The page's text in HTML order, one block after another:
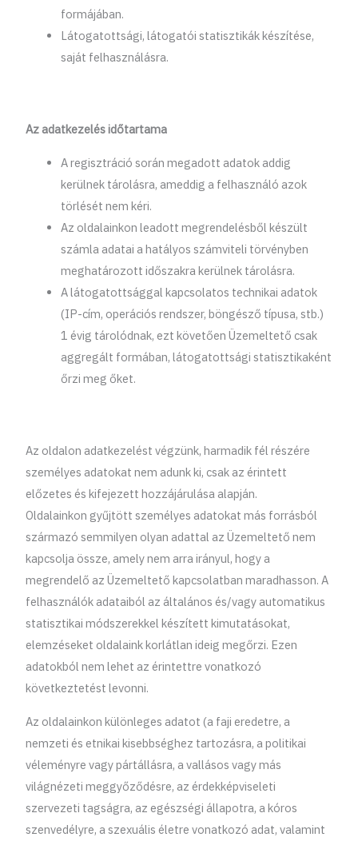
formájában.
Látogatottsági, látogatói statisztikák készítése,
saját felhasználásra.
Az adatkezelés időtartama
A regisztráció során megadott adatok addig
kerülnek tárolásra, ameddig a felhasználó azok
törlését nem kéri.
Az oldalainkon leadott megrendelésből készült
számla adatai a hatályos számviteli törvényben
meghatározott időszakra kerülnek tárolásra.
A látogatottsággal kapcsolatos technikai adatok
(IP-cím, operációs rendszer, böngésző típusa, stb.)
1 évig tárolódnak, ezt követően Üzemeltető csak
aggregált formában, látogatottsági statisztikaként
őrzi meg őket.
Az oldalon adatkezelést végzünk, harmadik fél részére
személyes adatokat nem adunk ki, csak az érintett
előzetes és kifejezett hozzájárulása alapján.
Oldalainkon gyűjtött személyes adatokat más forrásból
származó semmilyen olyan adattal az Üzemeltető nem
kapcsolja össze, amely nem arra irányul, hogy a
megrendelő az Üzemeltető kapcsolatban maradhasson. A
felhasználók adataiból az általános és/vagy automatikus
statisztikai módszerekkel készített kimutatásokat,
elemzéseket oldalaink korlátlan ideig megőrzi. Ezen
adatokból nem lehet az érintettre vonatkozó
következtetést levonni.
Az oldalainkon különleges adatot (a faji eredetre, a
nemzeti és etnikai kisebbséghez tartozásra, a politikai
véleményre vagy pártállásra, a vallásos vagy más
világnézeti meggyőződésre, az érdekképviseleti
szervezeti tagságra, az egészségi állapotra, a kóros
szenvedélyre, a szexuális életre vonatkozó adat, valamint